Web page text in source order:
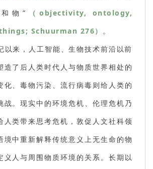
物” （objectivity, ontology,
Schuurman 276） 。
以来，人工智能、生物技术前沿以前
造了后人类时代人与物质世界相处的
化、毒物污染、流行病毒则给人类的
战。现实中的环境危机、伦理危机乃
人类带来思考危机，敦促人文社科领
境中重新解释传统意义上无生命的物
义人与周围物质环境的关系。长期以